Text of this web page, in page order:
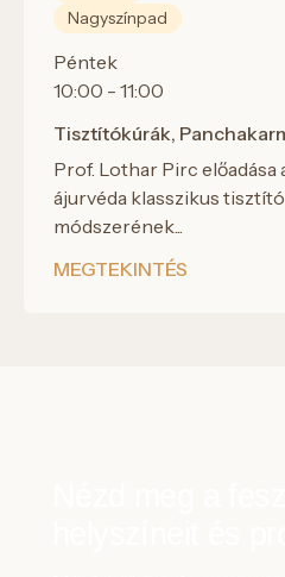
Nagyszínpad
Péntek
10:00 - 11:00
Tisztítókúrák,
Prof. Lothar Pirc előadása
ájurvéda klasszikus
módszerének...
MEGTEKINTÉS